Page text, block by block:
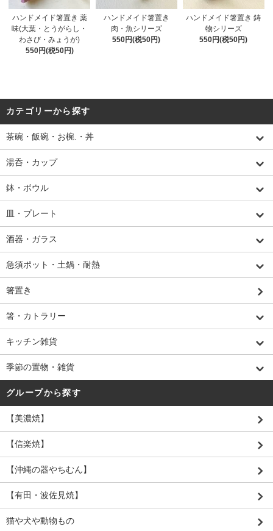
ハンドメイド箸置き 薬
味(大葉・とうがらし・
わさび・みょうが)
550円(税50円)
ハンドメイド箸置き
肉・魚シリーズ
550円(税50円)
ハンドメイド箸置き 鋳
物シリーズ
550円(税50円)
カテゴリーから探す
茶碗・飯碗・お椀.・丼
湯呑・カップ
鉢・ボウル
皿・プレート
酒器・ガラス
急須ポット・土鍋・耐熱
箸置き
箸・カトラリー
キッチン雑貨
季節の置物・雑貨
グループから探す
【美濃焼】
【信楽焼】
【沖縄の器やちむん】
【有田・波佐見焼】
猫や犬や動物もの